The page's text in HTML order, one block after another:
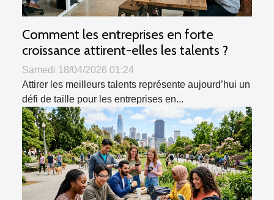
Comment les entreprises en forte
croissance attirent-elles les talents ?
Samedi 18/04/2026 01:24
Attirer les meilleurs talents représente aujourd’hui un
défi de taille pour les entreprises en...